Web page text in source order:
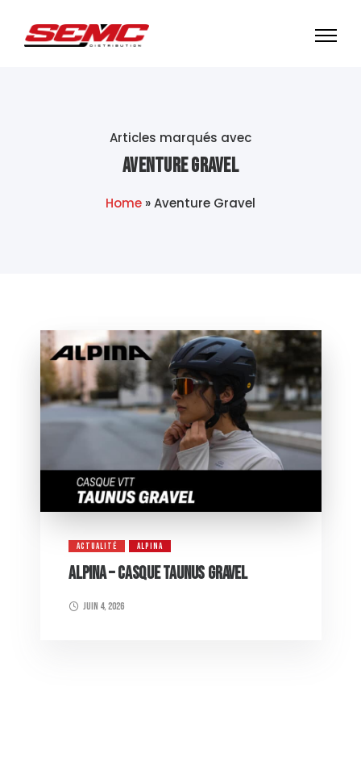
Articles marqués avec
Aventure Gravel
Home »Aventure Gravel
ACTUALITÉ ALPINA
ALPINA – CASQUE TAUNUS GRAVEL
juin 4, 2026